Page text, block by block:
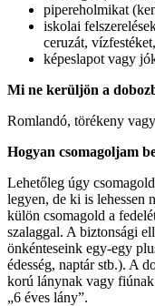
pipereholmikat
iskolai
ceruzát,
képeslapot vagy
Mi ne kerüljön a
Romlandó, törékeny
Hogyan csomagoljam
Lehetőleg úgy
legyen, de ki is lehessen
külön csomagold a
szalaggal. A biztonsági
önkénteseink egy-egy
édesség, naptár stb.). A
korú lánynak vagy
„6 éves lány”.